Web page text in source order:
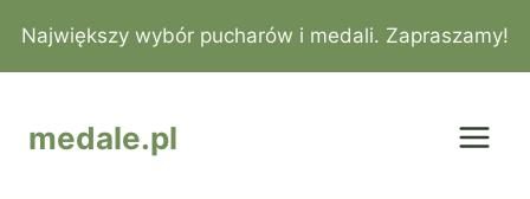
do
treści
Największy wybór pucharów i medali. Zapraszamy!
medale.pl